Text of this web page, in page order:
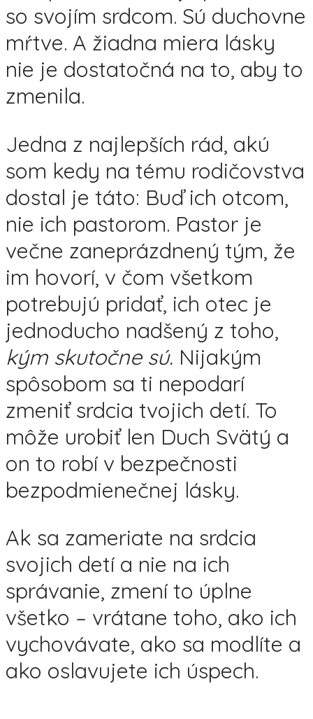
so svojím srdcom. Sú duchovne
mŕtve. A žiadna miera lásky
nie je dostatočná na to, aby to
zmenila.
Jedna z najlepších rád, akú
som kedy na tému rodičovstva
dostal je táto: Buď ich otcom,
nie ich pastorom. Pastor je
večne zaneprázdnený tým, že
im hovorí, v čom všetkom
potrebujú pridať, ich otec je
jednoducho nadšený z toho,
kým skutočne sú. Nijakým
spôsobom sa ti nepodarí
zmeniť srdcia tvojich detí. To
môže urobiť len Duch Svätý a
on to robí v bezpečnosti
bezpodmienečnej lásky.
Ak sa zameriate na srdcia
svojich detí a nie na ich
správanie, zmení to úplne
všetko – vrátane toho, ako ich
vychovávate, ako sa modlíte a
ako oslavujete ich úspech.